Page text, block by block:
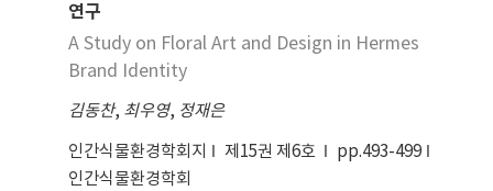
있다. 따라서 본 연구는 중국의 3종 중학교 미술교과
서를 바탕으로 디자인의 내용 및 종류 등에 대한 분석
을 통하여 다음과 같은 결론을 도출하였다. 첫째, 중국
편이다. 둘째, 중국 내의 작품 위주로 편향되어 있다.
따라서 중국의 미술 교과서에 대한 개선 방안은 다음
과 같다. 글로벌 시대에 맞는 디자인영역과 그에 대한
연구
A Study on Floral Art and Design in Hermes
Brand Identity
김동찬, 최우영, 정재은
인간식물환경학회지 제15권 제6호
pp.493-499
인간식물환경학회